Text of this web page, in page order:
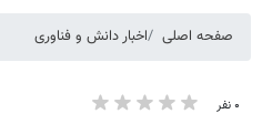
صفحه اصلی اخبار دانش و فناوری
۰ نفر